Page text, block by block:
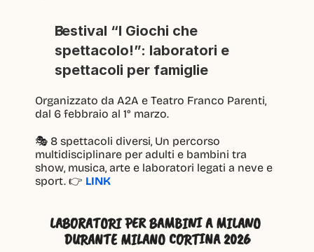
Festival “I Giochi che
spettacolo!”: laboratori e
spettacoli per famiglie
Organizzato da A2A e Teatro Franco Parenti,
dal 6 febbraio al 1° marzo.
🎭 8 spettacoli diversi, Un percorso
multidisciplinare per adulti e bambini tra
show, musica, arte e laboratori legati a neve e
sport. 👉 LINK
LABORATORI PER BAMBINI A MILANO
DURANTE MILANO CORTINA 2026